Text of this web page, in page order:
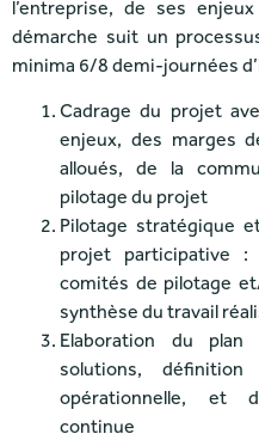
l’entreprise, de ses
démarche suit un
minima 6/8 demi-journées
Cadrage du projet
enjeux, des marges
alloués, de la
pilotage du projet
Pilotage stratégique
projet participative :
comités de pilotage
synthèse du travail
Elaboration du plan
solutions,
opérationnelle, et
continue